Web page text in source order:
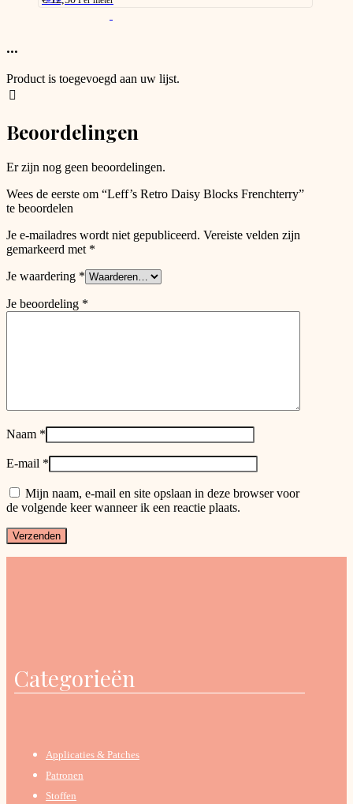
...
Product is toegevoegd aan uw lijst.
Beoordelingen
Er zijn nog geen beoordelingen.
Wees de eerste om “Leff’s Retro Daisy Blocks Frenchterry”
te beoordelen
Je e-mailadres wordt niet gepubliceerd. Vereiste velden zijn
gemarkeerd met *
Je waardering *
Je beoordeling *
Naam *
E-mail *
Mijn naam, e-mail en site opslaan in deze browser voor
de volgende keer wanneer ik een reactie plaats.
Categorieën
Applicaties & Patches
Patronen
Stoffen